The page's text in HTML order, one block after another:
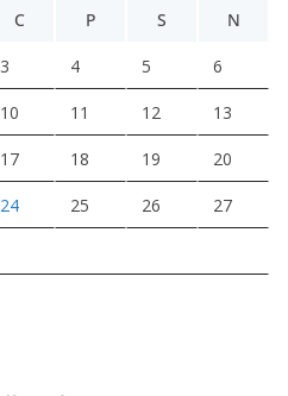
C P S N
3 4 5 6
10 11 12 13
17 18 19 20
24 25 26 27